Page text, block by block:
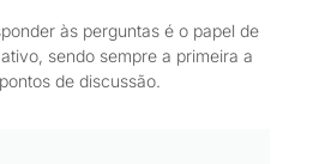
às perguntas é o papel de
sendo sempre a primeira a
de discussão.